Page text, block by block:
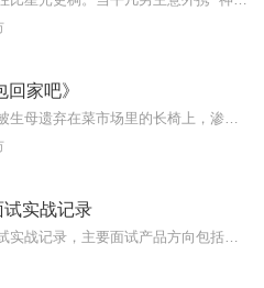
家吧》
试实战记录